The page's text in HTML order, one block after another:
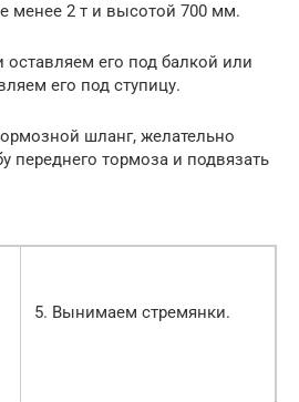
менее 2 т и высотой 700 мм.
оставляем его под балкой или
его под ступицу.
шланг, желательно
переднего тормоза и подвязать
5. Вынимаем стремянки.